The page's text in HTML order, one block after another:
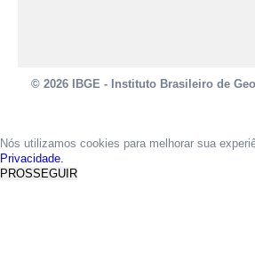
© 2026 IBGE - Instituto Brasileiro de
Nós utilizamos cookies para melhorar sua
Privacidade.
PROSSEGUIR